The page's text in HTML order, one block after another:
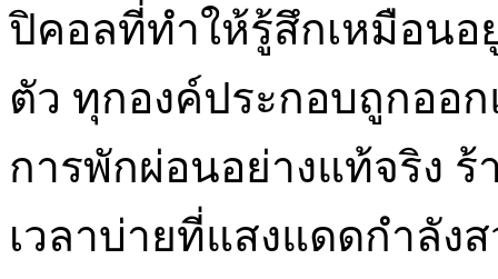
ปิคอลที่ทำให้รู้สึกเหมือนอ
ตัว ทุกองค์ประกอบถูกออ
การพักผ่อนอย่างแท้จริง
เวลาบ่ายที่แสงแดดกำลัง